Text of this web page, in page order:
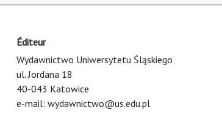
Éditeur
Wydawnictwo Uniwersytetu Śląskiego
ul. Jordana 18
40-043 Katowice
e-mail: wydawnictwo@us.edu.pl